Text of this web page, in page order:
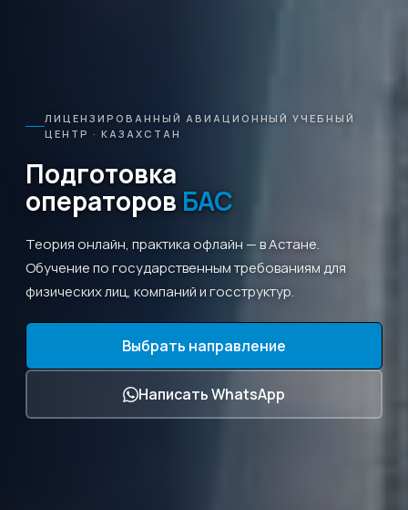
ЛИЦЕНЗИРОВАННЫЙ АВИАЦИОННЫЙ УЧЕБНЫЙ
ЦЕНТР · КАЗАХСТАН
Подготовка
операторов БАС
Теория онлайн, практика офлайн — в Астане.
Обучение по государственным требованиям для
физических лиц, компаний и госструктур.
Выбрать направление
Написать WhatsApp